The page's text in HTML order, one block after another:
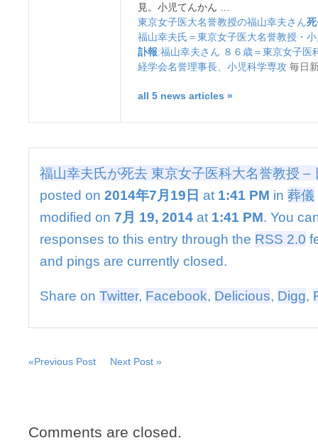
医
科
大
名
誉
授
日
経
済
新
聞
見。小児てんかん …
東京女子医大名誉教授の福山幸夫さん
福山幸夫氏＝東京女子医大名誉教授・
訃報:福山幸夫さん ８６歳＝東京女子医
経学会名誉理事長、小児科学専攻 毎日
all 5 news articles »
福山幸夫氏が死去 東京女子医科大名誉教授 –
posted on 2014年7月19日 at 1:41 PM in 葬儀
modified on 7月 19, 2014 at 1:41 PM. You
responses to this entry through the RSS 2.0
and pings are currently closed.
Share on Twitter, Facebook, Delicious, Digg,
«Previous Post Next Post »
Comments are closed.